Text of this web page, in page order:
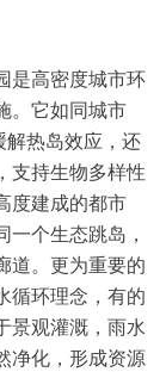
是高密度城市环
。它如同城市
解热岛效应，还
支持生物多样性
度建成的都市
个生态跳岛，
道。更为重要的
循环理念，有的
景观灌溉，雨水
净化，形成资源